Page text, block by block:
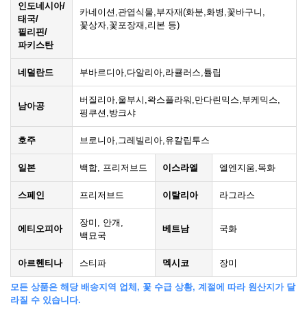
인도네시아/
태국/
필리핀/
파키스탄
카네이션,관엽식물,부자재(화분,화병,꽃바구니,
꽃상자,꽃포장재,리본 등)
네덜란드 부바르디아,다알리아,라큘러스,튤립
남아공
버질리아,울부시,왁스플라워,만다린믹스,부케믹스,
핑쿠션,방크샤
호주 브로니아,그레빌리아,유칼립투스
일본 백합, 프리저브드 이스라엘 엘엔지움,목화
스페인 프리저브드 이탈리아 라그라스
에티오피아
장미, 안개,
백묘국
베트남 국화
아르헨티나 스티파 멕시코 장미
모든 상품은 해당 배송지역 업체, 꽃 수급 상황, 계절에 따라 원산지가 달
라질 수 있습니다.